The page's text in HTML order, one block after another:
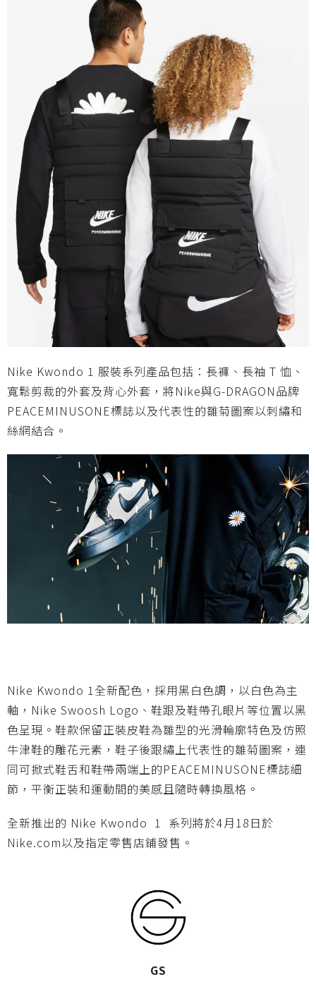
Nike Kwondo 1 服裝系列產品包括：長褲、長袖 T 恤、
寬鬆剪裁的外套及背心外套，將Nike與G-DRAGON品牌
PEACEMINUSONE標誌以及代表性的雛菊圖案以刺繡和
絲網結合。
Nike Kwondo 1全新配色，採用黑白色調，以白色為主
軸，Nike Swoosh Logo、鞋跟及鞋帶孔眼片等位置以黑
色呈現。鞋款保留正裝皮鞋為雛型的光滑輪廓特色及仿照
牛津鞋的雕花元素，鞋子後跟繡上代表性的雛菊圖案，連
同可掀式鞋舌和鞋帶兩端上的PEACEMINUSONE標誌細
節，平衡正裝和運動間的美感且隨時轉換風格。
全新推出的 Nike Kwondo 1 系列將於4月18日於
Nike.com以及指定零售店鋪發售。
GS